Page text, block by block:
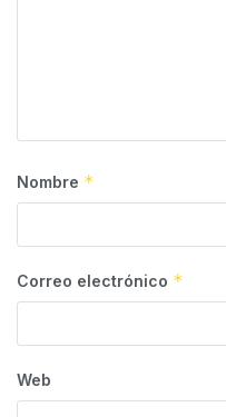
Nombre *
Correo electrónico *
Web